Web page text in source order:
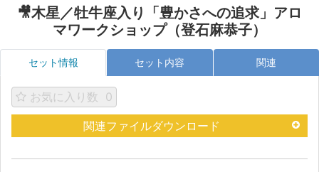
🎥木星／牡牛座入り「豊かさへの追求」アロ
マワークショップ（登石麻恭子）
セット情報 セット内容 関連
お気に入り数 0
関連ファイルダウンロード